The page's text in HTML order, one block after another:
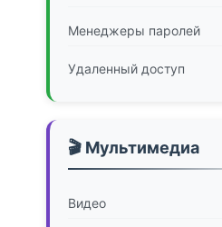
Менеджеры паролей
Удаленный доступ
🎬 Мультимедиа
Видео